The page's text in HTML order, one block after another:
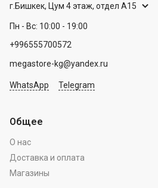
г.Бишкек, Цум 4 этаж, отдел А15
Пн - Вс: 10:00 - 19:00
+996555700572
megastore-kg@yandex.ru
WhatsApp Telegram
Общее
О нас
Доставка и оплата
Магазины